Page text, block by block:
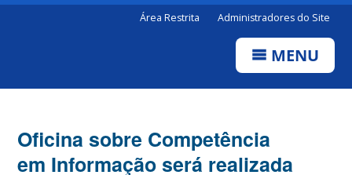
Área Restrita Administradores do Site
MENU
Oficina sobre Competência
em Informação será realizada